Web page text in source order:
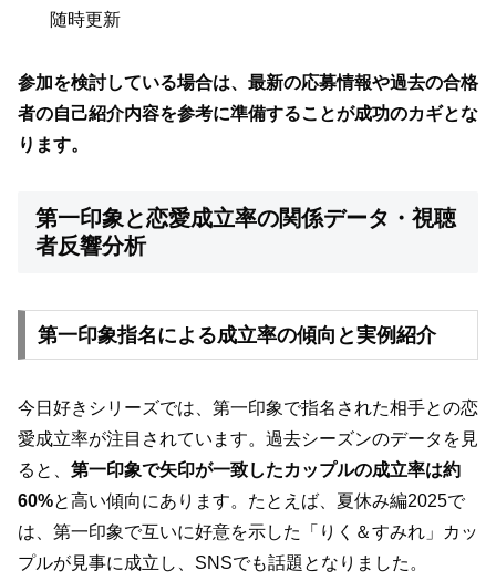
随時更新
参加を検討している場合は、最新の応募情報や過去の合格
者の自己紹介内容を参考に準備することが成功のカギとな
ります。
第一印象と恋愛成立率の関係データ・視聴
者反響分析
第一印象指名による成立率の傾向と実例紹介
今日好きシリーズでは、第一印象で指名された相手との恋
愛成立率が注目されています。過去シーズンのデータを見
ると、 第一印象で矢印が一致したカップルの成立率は約
60%と高い傾向にあります。たとえば、夏休み編2025で
は、第一印象で互いに好意を示した「りく＆すみれ」カッ
プルが見事に成立し、SNSでも話題となりました。